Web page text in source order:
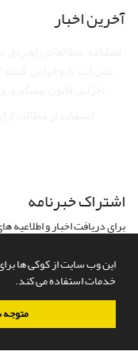
این وب سایت از کوکی ها
خدمات استفاده می کند.
آخرین اخبار
اشتراک خبرنامه
برای دریافت اخبار و
سامانه مدیریت نشریات